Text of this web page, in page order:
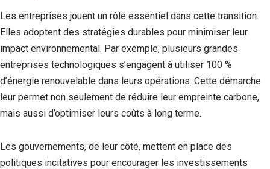
Les entreprises jouent un rôle essentiel dans cette transition.
Elles adoptent des stratégies durables pour minimiser leur
impact environnemental. Par exemple, plusieurs grandes
entreprises technologiques s’engagent à utiliser 100 %
d’énergie renouvelable dans leurs opérations. Cette démarche
leur permet non seulement de réduire leur empreinte carbone,
mais aussi d’optimiser leurs coûts à long terme.
Les gouvernements, de leur côté, mettent en place des
politiques incitatives pour encourager les investissements